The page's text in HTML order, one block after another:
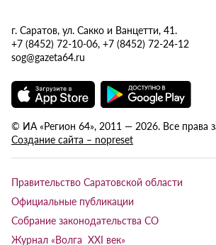
г. Саратов, ул. Сакко и Ванцетти, 41.
+7 (8452) 72-10-06, +7 (8452) 72-24-12
sog@gazeta64.ru
© ИА «Регион 64», 2011 — 2026. Все права
Создание сайта – nopreset
Правительство Саратовской области
Официальные публикации
Собрание законодательства СО
Журнал «Волга XXI век»